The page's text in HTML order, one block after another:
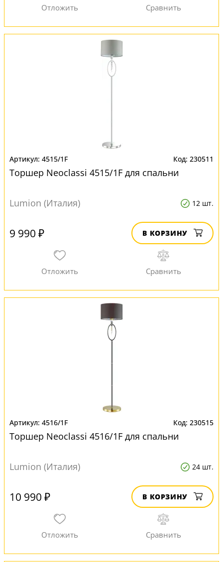
4515/1F 230511
Торшер Neoclassi 4515/1F для спальни
Lumion (Италия) 12 шт.
9 990 ₽ В КОРЗИНУ
4516/1F 230515
Торшер Neoclassi 4516/1F для спальни
Lumion (Италия) 24 шт.
10 990 ₽ В КОРЗИНУ